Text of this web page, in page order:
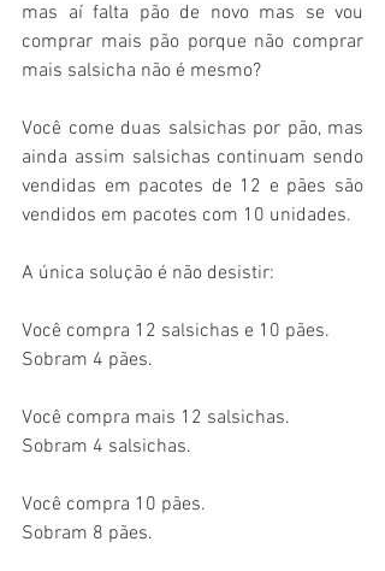
mas aí falta pão de novo mas se vou
comprar mais pão porque não comprar
mais salsicha não é mesmo?
Você come duas salsichas por pão, mas
ainda assim salsichas continuam sendo
vendidas em pacotes de 12 e pães são
vendidos em pacotes com 10 unidades.
A única solução é não desistir:
Você compra 12 salsichas e 10 pães.
Sobram 4 pães.
Você compra mais 12 salsichas.
Sobram 4 salsichas.
Você compra 10 pães.
Sobram 8 pães.